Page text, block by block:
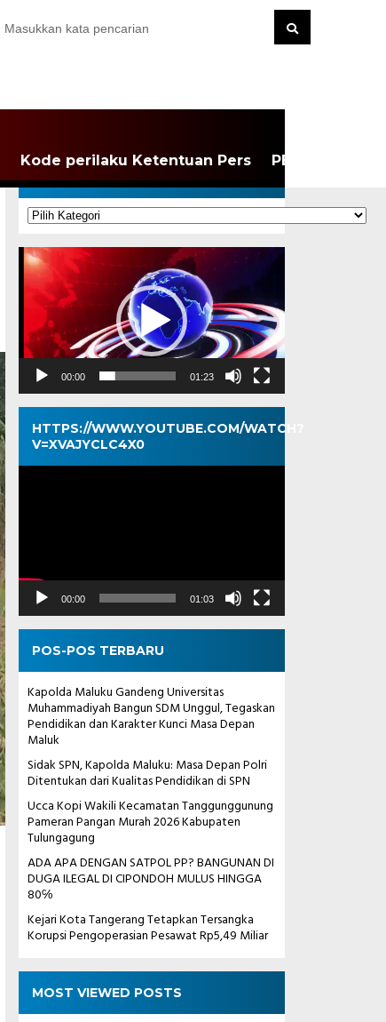
Kode perilaku Ketentuan Pers PEDOMAN
KATEGORI
Kategori
Pemutar
Video
00:00 01:23
HTTPS://WWW.YOUTUBE.COM/WATCH?
V=XVAJYCLC4X0
Pemutar
00:00 01:03
POS-POS TERBARU
Kapolda Maluku Gandeng Universitas
Muhammadiyah Bangun SDM Unggul, Tegaskan
Pendidikan dan Karakter Kunci Masa Depan
Maluk
Sidak SPN, Kapolda Maluku: Masa Depan Polri
Ditentukan dari Kualitas Pendidikan di SPN
Ucca Kopi Wakili Kecamatan Tanggunggunung
Pameran Pangan Murah 2026 Kabupaten
Tulungagung
ADA APA DENGAN SATPOL PP? BANGUNAN DI
DUGA ILEGAL DI CIPONDOH MULUS HINGGA
80℅
Kejari Kota Tangerang Tetapkan Tersangka
Korupsi Pengoperasian Pesawat Rp5,49 Miliar
MOST VIEWED POSTS